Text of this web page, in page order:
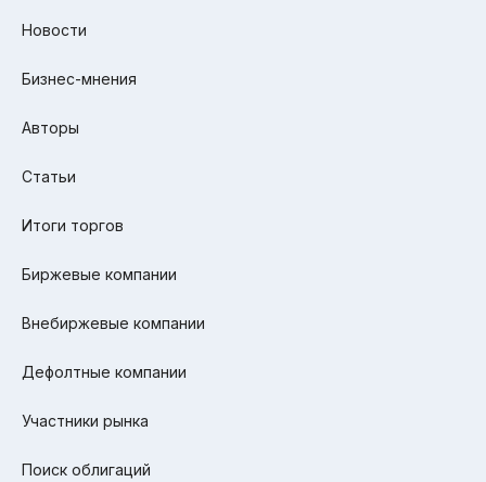
Новости
Бизнес-мнения
Авторы
Статьи
Итоги торгов
Биржевые компании
Внебиржевые компании
Дефолтные компании
Участники рынка
Поиск облигаций